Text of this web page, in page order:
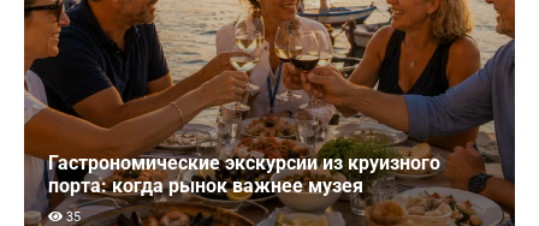
Гастрономические экскурсии из круизного
порта: когда рынок важнее музея
35